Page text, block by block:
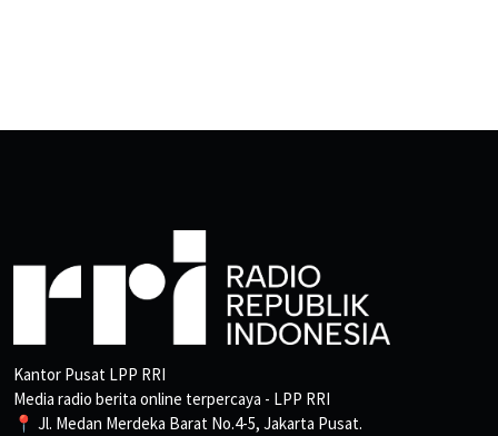
Kantor Pusat LPP RRI
Media radio berita online terpercaya - LPP RRI
📍 Jl. Medan Merdeka Barat No.4-5, Jakarta Pusat.